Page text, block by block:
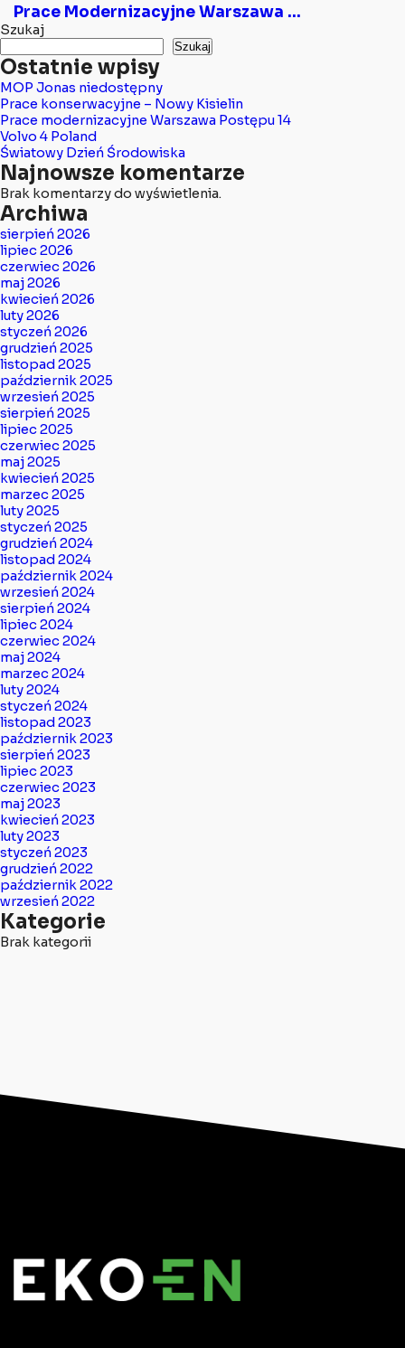
Prace Modernizacyjne Warszawa ...
Szukaj
Szukaj
Ostatnie wpisy
MOP Jonas niedostępny
Prace konserwacyjne – Nowy Kisielin
Prace modernizacyjne Warszawa Postępu 14
Volvo 4 Poland
Światowy Dzień Środowiska
Najnowsze komentarze
Brak komentarzy do wyświetlenia.
Archiwa
sierpień 2026
lipiec 2026
czerwiec 2026
maj 2026
kwiecień 2026
luty 2026
styczeń 2026
grudzień 2025
listopad 2025
październik 2025
wrzesień 2025
sierpień 2025
lipiec 2025
czerwiec 2025
maj 2025
kwiecień 2025
marzec 2025
luty 2025
styczeń 2025
grudzień 2024
listopad 2024
październik 2024
wrzesień 2024
sierpień 2024
lipiec 2024
czerwiec 2024
maj 2024
marzec 2024
luty 2024
styczeń 2024
listopad 2023
październik 2023
sierpień 2023
lipiec 2023
czerwiec 2023
maj 2023
kwiecień 2023
luty 2023
styczeń 2023
grudzień 2022
październik 2022
wrzesień 2022
Kategorie
Brak kategorii